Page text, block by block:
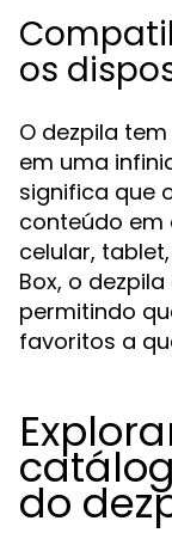
os
O dezpila
em uma
significa que
conteúdo em
celular,
Box, o
permitindo
favoritos a
do